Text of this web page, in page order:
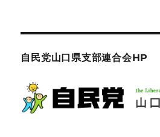
自民党山口県支部連合会HP